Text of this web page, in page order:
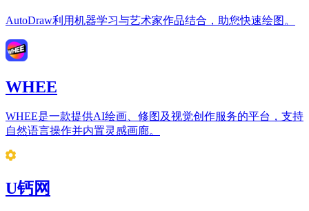
AutoDraw利用机器学习与艺术家作品结合，助您快速绘图。
WHEE
WHEE是一款提供AI绘画、修图及视觉创作服务的平台，支持
自然语言操作并内置灵感画廊。
U钙网